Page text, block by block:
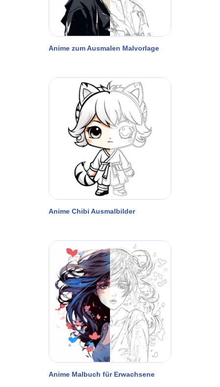
Anime zum Ausmalen Malvorlage
Anime Chibi Ausmalbilder
Anime Malbuch für Erwachsene